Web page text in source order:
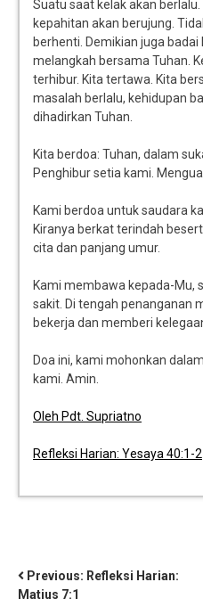
Suatu saat kelak akan
kepahitan akan berujung.
berhenti. Demikian juga
melangkah bersama Tuhan.
terhibur. Kita tertawa. Kita
masalah berlalu, kehidupan
dihadirkan Tuhan.
Kita berdoa: Tuhan, dalam
Penghibur setia kami.
Kami berdoa untuk saudara
Kiranya berkat terindah
cita dan panjang umur.
Kami membawa kepada-Mu,
sakit. Di tengah penanganan
bekerja dan memberi
Doa ini, kami mohonkan
kami. Amin.
Oleh Pdt. Supriatno
Refleksi Harian: Yesaya 40:1-2
Previous: Refleksi Harian:
Matius 7:1